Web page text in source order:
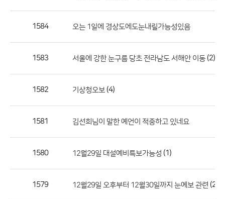
록
공
1584 오는 1일에 경상도에도눈내릴가능성있음
1583 서울에 강한 눈구름 당초 전라남도 서해안 이동 (2)
1582 기상청오보 (4)
1581 김선희님이 말한 예언이 적중하고 있네요
1580 12월29일 대설예비특보가능성 (1)
1579 12월29일 오후부터 12월30일까지 눈예보 관련 (2)